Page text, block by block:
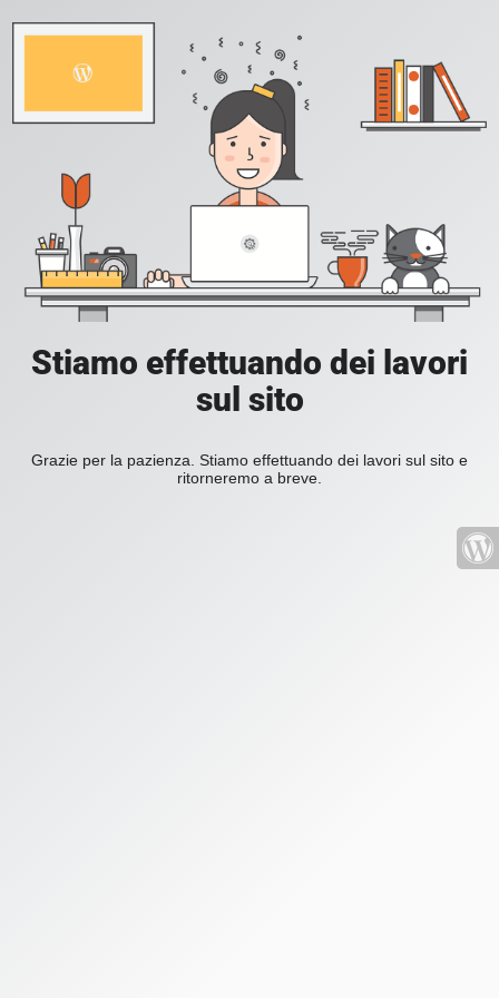
Stiamo effettuando dei lavori
sul sito
Grazie per la pazienza. Stiamo effettuando dei lavori sul sito e
ritorneremo a breve.